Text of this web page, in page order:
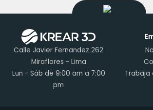
Calle Javier Fernandez 262
Miraflores - Lima
Lun - Sáb de 9:00 am a 7:00
pm
Trabaja